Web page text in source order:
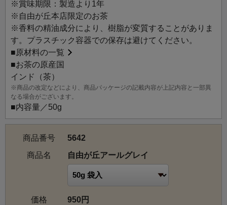
香りが重なり合う、気品漂う風味をお楽しみいただけま
す。
新しさがありながら飽きのこない上品な風味は、大切な贈
り物やご自宅でのくつろぎの時間、ご友人とのティータイ
ムなどにぜひご利用ください。
※賞味期限：製造より1年
※自由が丘本店限定のお茶
※香料の精油成分により、樹脂が変質することがありま
す。プラスチック容器での保存は避けてください。
■原材料の一覧
■お茶の原産国
インド（茶）
※商品の改定などにより、商品パッケージの記載内容が上記内容と一部異
なる場合がございます。
■内容量／50g
商品番号
5642
商品名
自由が丘アールグレイ
価格 950円